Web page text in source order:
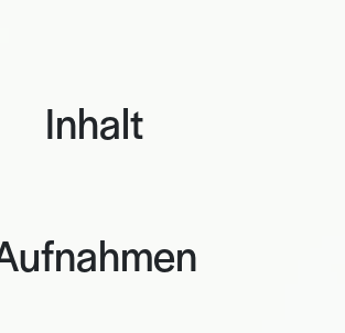
Inhalt